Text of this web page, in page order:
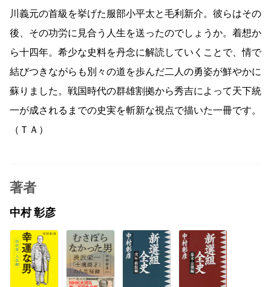
川義元の首級を挙げた服部小平太と毛利新介。彼らはその
後、その功労に見合う人生を送ったのでしょうか。着想か
ら十四年。希少な史料を丹念に解読していくことで、情で
結びつきながらも別々の道を歩んだ二人の勇姿が鮮やかに
蘇りました。戦国時代の群雄割拠から秀吉によって天下統
一が成されるまでの史実を斬新な視点で描いた一冊です。
（ＴＡ）
著者
中村 彰彦